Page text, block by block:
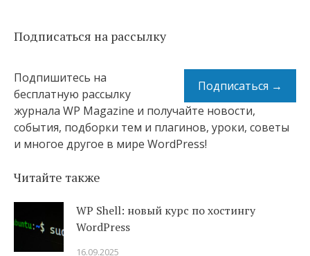
Подписаться на рассылку
Подписаться →
Подпишитесь на
бесплатную рассылку
журнала WP Magazine и получайте новости,
события, подборки тем и плагинов, уроки, советы
и многое другое в мире WordPress!
Читайте также
WP Shell: новый курс по хостингу
WordPress
16.09.2025